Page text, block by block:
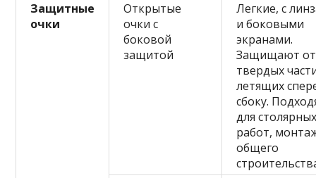
Защитные
очки
Открытые
очки с
боковой
защитой
Легкие, с
и боковыми
экранами.
Защищают от
твердых
летящих
сбоку.
для
работ,
общего